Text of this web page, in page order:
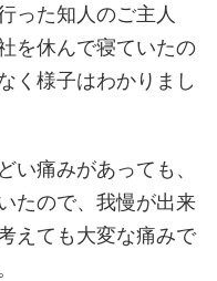
った知人のご主人
を休んで寝ていたの
く様子はわかりまし
い痛みがあっても、
たので、我慢が出来
えても大変な痛みで